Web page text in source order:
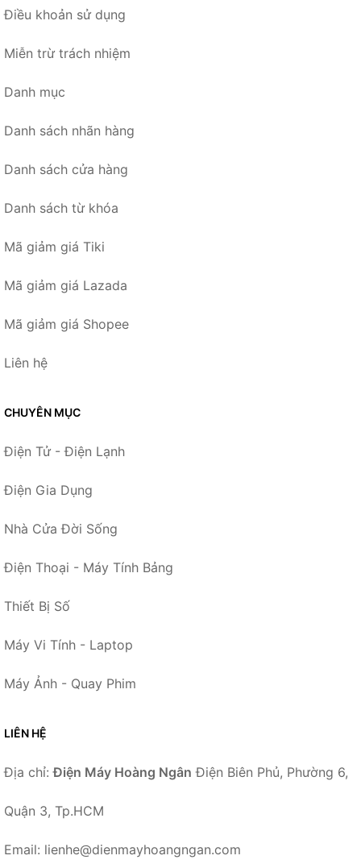
Điều khoản sử dụng
Miễn trừ trách nhiệm
Danh mục
Danh sách nhãn hàng
Danh sách cửa hàng
Danh sách từ khóa
Mã giảm giá Tiki
Mã giảm giá Lazada
Mã giảm giá Shopee
Liên hệ
CHUYÊN MỤC
Điện Tử - Điện Lạnh
Điện Gia Dụng
Nhà Cửa Đời Sống
Điện Thoại - Máy Tính Bảng
Thiết Bị Số
Máy Vi Tính - Laptop
Máy Ảnh - Quay Phim
LIÊN HỆ
Địa chỉ:Điện Máy Hoàng Ngân Điện Biên Phủ, Phường 6,
Quận 3, Tp.HCM
Email: lienhe@dienmayhoangngan.com